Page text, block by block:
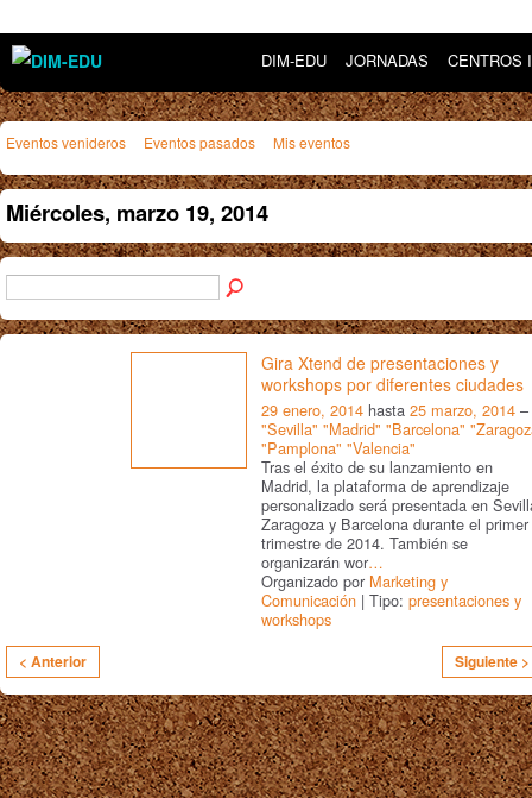
DIM-EDU JORNADAS CENTROS
Eventos venideros Eventos pasados Mis eventos
Miércoles, marzo 19, 2014
Gira Xtend de presentaciones y
workshops por diferentes ciudades
29 enero, 2014 hasta 25 marzo, 2014 –
"Sevilla" "Madrid" "Barcelona"
"Pamplona" "Valencia"
Tras el éxito de su lanzamiento en
Madrid, la plataforma de aprendizaje
personalizado será presentada en
Zaragoza y Barcelona durante el primer
trimestre de 2014. También se
organizarán wor…
Organizado por Marketing y
Comunicación | Tipo: presentaciones y
workshops
< Anterior Siguiente >